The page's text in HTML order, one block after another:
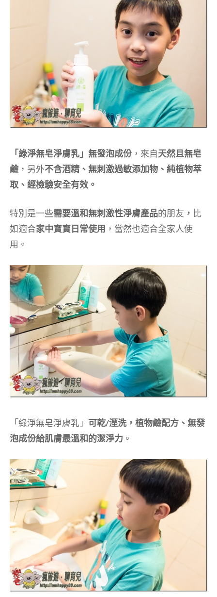
「綠淨無皂淨膚乳」無發泡成份 ，來自天然且無皂
鹼，另外不含酒精、無刺激過敏添加物、純植物萃
取、經檢驗安全有效。
特別是一些需要溫和無刺激性淨膚產品的朋友 ， 比
如適合家中寶寶日常使用 ，當然也適合全家人使
用。
「綠淨無皂淨膚乳」 可乾/溼洗，植物鹼配方、無發
泡成份給肌膚最溫和的潔淨力 。